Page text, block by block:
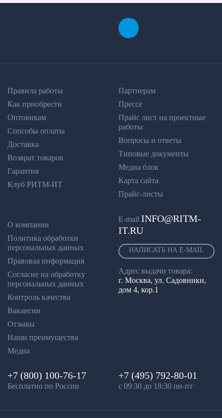
Правила работы
Как приобрести
Оптовикам
Способы оплаты
Доставка
Возврат товаров
Гарантия
Клуб РИТМ-ИТ
Партнерам
Прессе
Прайс лист на проектные
работы
Вопросы и ответы
Типовые документы
Медиа блок
Карта сайта
Прайс-листы
О компании
Политика обработки
персональных данных
Правовая информация
Согласие на обработку
персональных данных
Контроль качества
Вакансии
Отзывы
Наши преимущества
Медиа
E-mail INFO@RITM-
IT.RU
НАПИСАТЬ НА E-MAIL
Адрес выдачи товара:
г. Москва, ул. Садовники,
дом 4, кор.1
+7 (800) 100-76-17
Бесплатно по России
+7 (495) 792-80-01
с 09:30 до 18:30 пн-пт